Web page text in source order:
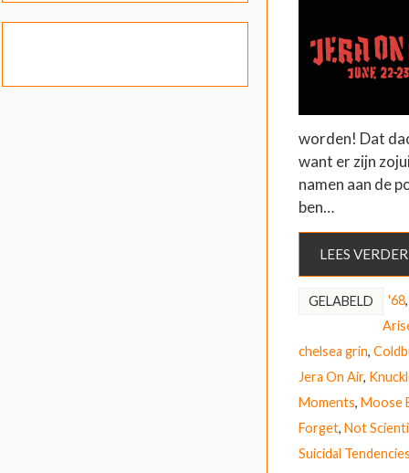
worden! Dat
want er zijn
namen aan de
ben…
LEES VERDER
GELABELD '68,
chelsea grin,
Jera On Air,
Moments, Moose
Forget, Not
Suicidal Tendencies